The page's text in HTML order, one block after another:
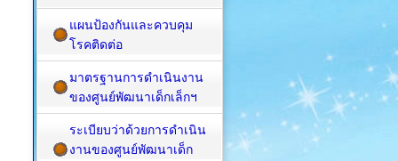
แผนป้องกันและควบคุม
โรคติดต่อ
มาตรฐานการดำเนินงาน
ของศูนย์พัฒนาเด็กเล็กฯ
ระเบียบว่าด้วยการดำเนิน
งานของศูนย์พัฒนาเด็ก